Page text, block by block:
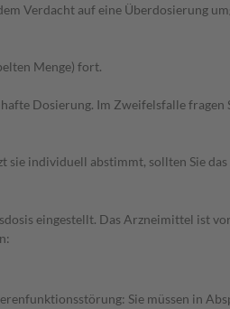
Verdacht auf eine Überdosierung
Menge) fort.
Dosierung. Im Zweifelsfalle
individuell abstimmt, sollten Sie
eingestellt. Das Arzneimittel ist
Sie müssen in